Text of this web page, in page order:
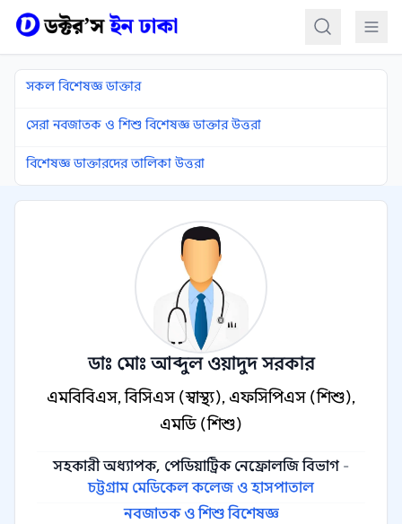
সকল বিশেষজ্ঞ ডাক্তার
সেরা নবজাতক ও শিশু বিশেষজ্ঞ ডাক্তার উত্তরা
বিশেষজ্ঞ ডাক্তারদের তালিকা উত্তরা
ডাঃ মোঃ আব্দুল ওয়াদুদ সরকার
এমবিবিএস, বিসিএস (স্বাস্থ্য), এফসিপিএস (শিশু),
এমডি (শিশু)
সহকারী অধ্যাপক, পেডিয়াট্রিক নেফ্রোলজি বিভাগ -
চট্টগ্রাম মেডিকেল কলেজ ও হাসপাতাল
নবজাতক ও শিশু বিশেষজ্ঞ